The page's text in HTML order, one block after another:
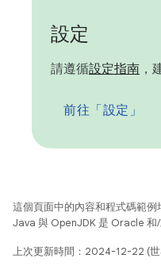
設定
請遵循設定指南 ，
前往「設定」
這個頁面中的內容和程式碼範例
Java 與 OpenJDK 是 Oracle 和
上次更新時間：2024-12-22 (世